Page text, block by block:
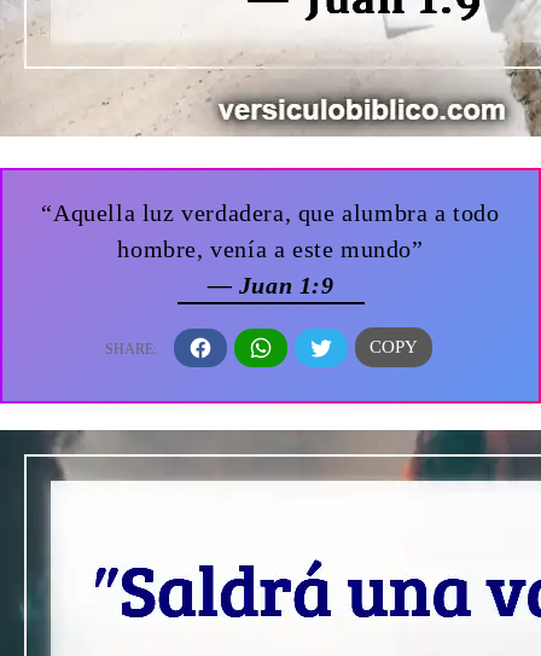
“Aquella luz verdadera, que alumbra a todo
hombre, venía a este mundo”
— Juan 1:9